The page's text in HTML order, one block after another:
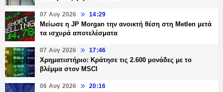
07 Αυγ 2026 14:29
Μείωσε η JP Morgan την ανοικτή θέση στη Metlen μετά
τα ισχυρά αποτελέσματα
07 Αυγ 2026 17:46
Χρηματιστήριο: Κράτησε τις 2.600 μονάδες με το
βλέμμα στον MSCI
06 Αυγ 2026 20:16